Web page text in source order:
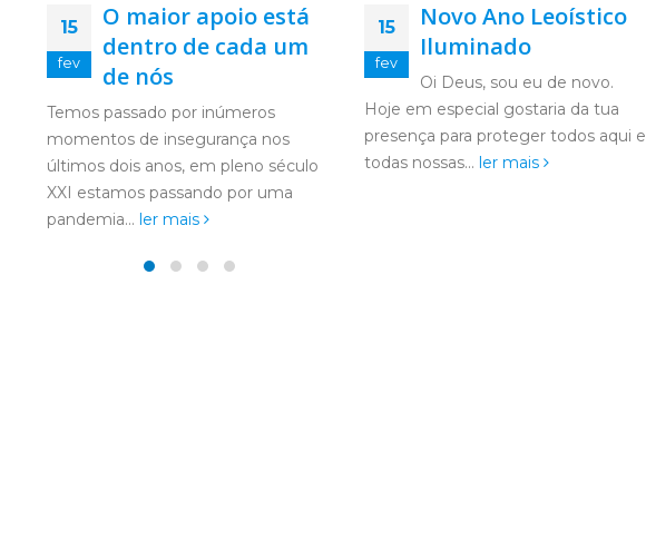
15
fev
O maior apoio está
dentro de cada um
de nós
Temos passado por inúmeros
momentos de insegurança nos
últimos dois anos, em pleno século
XXI estamos passando por uma
pandemia... ler mais
15
fev
Novo Ano Leoístico
Iluminado
Oi Deus, sou eu de novo.
Hoje em especial gostaria da tua
presença para proteger todos aqui e
todas nossas... ler mais